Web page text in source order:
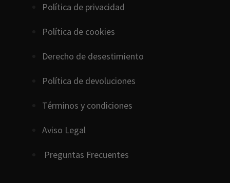
Política de privacidad
Política de cookies
Derecho de desestimiento
Política de devoluciones
Términos y condiciones
Aviso Legal
Preguntas Frecuentes